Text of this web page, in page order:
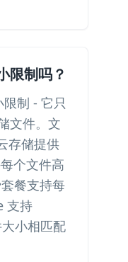
限制吗？
制 - 它只
文件。文
存储提供
个文件高
餐支持每
支持
小相匹配